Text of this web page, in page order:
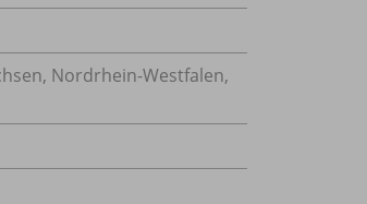
Nordrhein-Westfalen,